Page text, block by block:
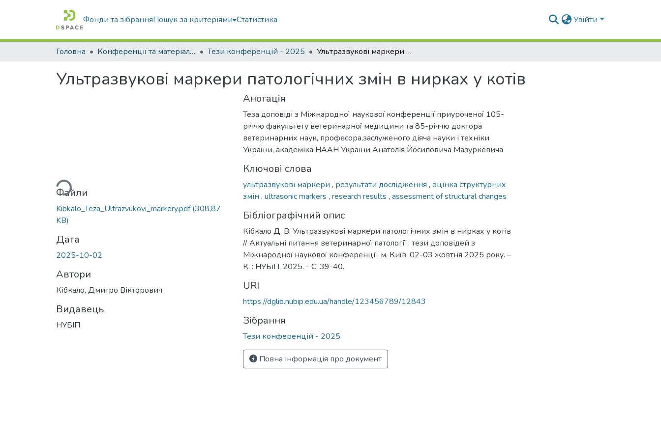
Фонди та зібранняПошук за критеріями Статистика Увійти
Головна Конференції та матеріали конференцій Тези конференцій - 2025 Ультразвукові маркери патологічних змін в нирках у котів
Ультразвукові маркери патологічних змін в нирках у котів
Вантажиться...
Файли
Kibkalo_Teza_Ultrazvukovi_markery.pdf(308,87
KB)
Дата
2025-10-02
Автори
Кібкало, Дмитро Вікторович
Видавець
НУБІП
Анотація
Теза доповіді з Міжнародної наукової конференції приуроченої 105-
річчю факультету ветеринарної медицини та 85-річчю доктора
ветеринарних наук, професора,заслуженого діяча науки і техніки
України, академіка НААН України Анатолія Йосиповича Мазуркевича
Ключові слова
ультразвукові маркери , результати дослідження , оцінка структурних
змін , ultrasonic markers , research results , assessment of structural changes
Бібліографічний опис
Кібкало Д. В. Ультразвукові маркери патологічних змін в нирках у котів
// Актуальні питання ветеринарної патології : тези доповідей з
Міжнародної наукової конференції, м. Київ, 02-03 жовтня 2025 року. –
К. : НУБіП, 2025. - С. 39-40.
URI
https://dglib.nubip.edu.ua/handle/123456789/12843
Зібрання
Тези конференцій - 2025
Повна інформація про документ